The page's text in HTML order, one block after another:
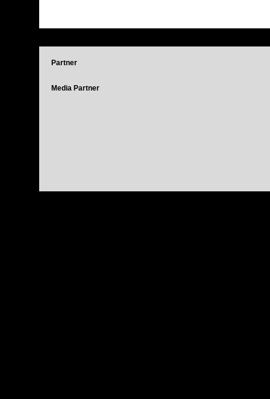
Partner
Media Partner